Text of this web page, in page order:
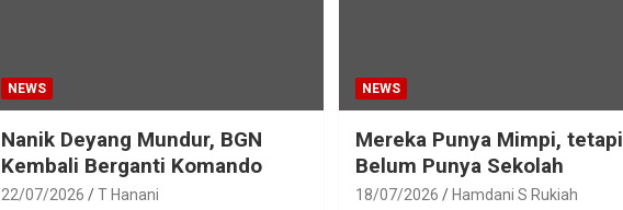
NEWS
Nanik Deyang Mundur, BGN
Kembali Berganti Komando
22/07/2026 T Hanani
NEWS
Mereka Punya Mimpi, tetapi
Belum Punya Sekolah
18/07/2026 Hamdani S Rukiah